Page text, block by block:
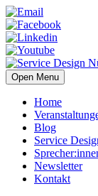
Open Menu
Home
Blog
Service
Newsletter
Kontakt